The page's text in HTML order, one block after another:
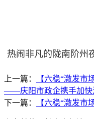
热闹非凡的陇南阶州
上一篇：
【六稳“激发市
——庆阳市政企携手加快
下一篇：
【六稳“激发市